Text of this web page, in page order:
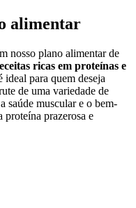
alimentar
nosso plano alimentar de
ricas em proteínas e
ideal para quem deseja
de uma variedade de
saúde muscular e o bem-
proteína prazerosa e